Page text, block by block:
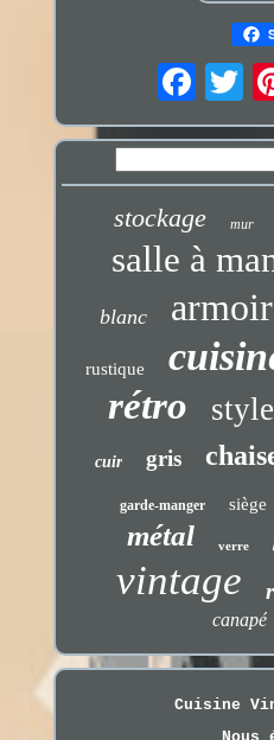
stockage mur
salle à
blanc
rustique
rétro style
cuir gris
garde-manger siège
métal verre
vintage
canapé
Cuisine